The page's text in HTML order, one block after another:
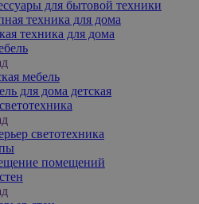
для бытовой техники
техника для дома
техника для дома
мебель
для дома детская
светотехника
помещений